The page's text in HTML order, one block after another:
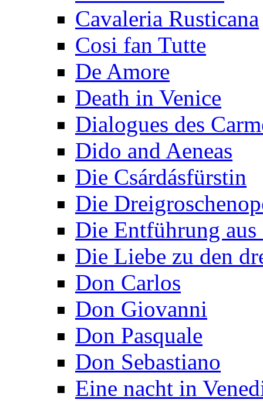
Cavaleria Rusticana
Cosi fan Tutte
De Amore
Death in Venice
Dialogues des
Dido and Aeneas
Die Csárdásfürstin
Die
Die Entführung aus
Die Liebe zu den
Don Carlos
Don Giovanni
Don Pasquale
Don Sebastiano
Eine nacht in